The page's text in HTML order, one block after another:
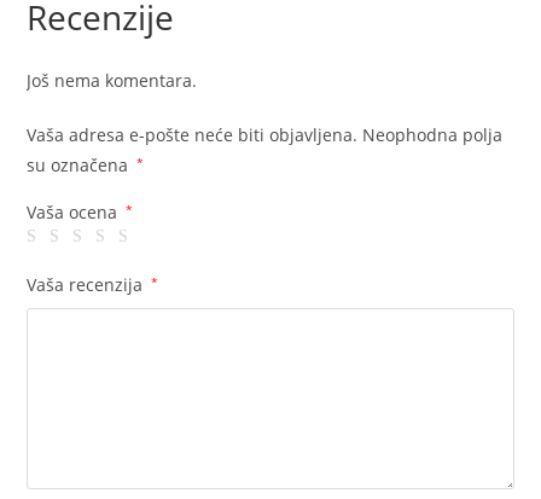
Recenzije
Još nema komentara.
Vaša adresa e-pošte neće biti objavljena. Neophodna polja
su označena
*
Vaša ocena *
Vaša recenzija *